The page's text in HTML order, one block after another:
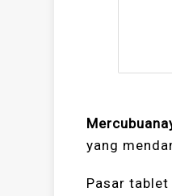
yang
Pasar tablet